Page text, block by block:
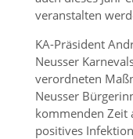
veranstalten
KA-Präsident
Neusser
verordneten
Neusser
kommenden Zeit
positives